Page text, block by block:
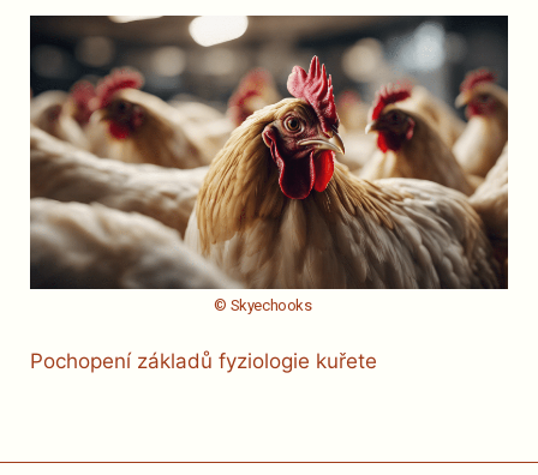
© Skyechooks
Pochopení základů fyziologie kuřete